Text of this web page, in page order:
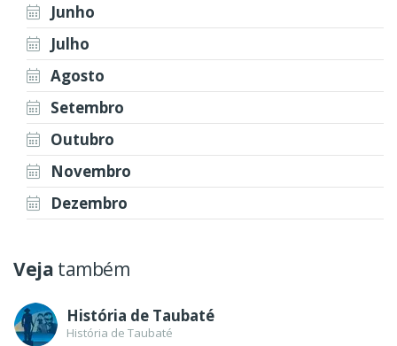
Junho
Julho
Agosto
Setembro
Outubro
Novembro
Dezembro
Veja também
História de Taubaté
História de Taubaté